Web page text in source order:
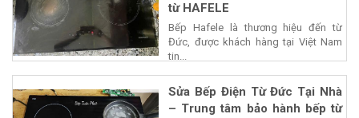
từ HAFELE
Bếp Hafele là thương hiệu đến từ
Đức, được khách hàng tại Việt Nam
tin...
Sửa Bếp Điện Từ Đức Tại Nhà
– Trung tâm bảo hành bếp từ